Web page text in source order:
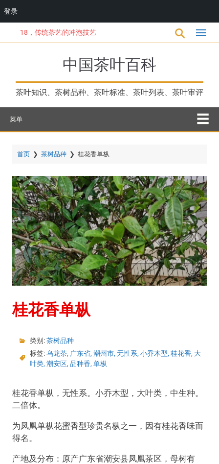
到
18，传统茶艺的冲泡技艺
中国茶叶百科
茶叶知识、茶树品种、茶叶标准、茶叶列表、茶叶审评
菜单
首页 ❯ 茶树品种 ❯ 桂花香单枞
桂花香单枞
类别:茶树品种
标签:乌龙茶, 广东省, 潮州市, 无性系, 小乔木型, 桂花香, 大
叶类, 潮安区, 品种香, 单枞
桂花香单枞，无性系。小乔木型，大叶类，中生种。
二倍体。
为凤凰单枞花蜜香型珍贵名枞之一，因有桂花香味而
得名。
产地及分布：原产广东省潮安县凤凰茶区，母树有
登录